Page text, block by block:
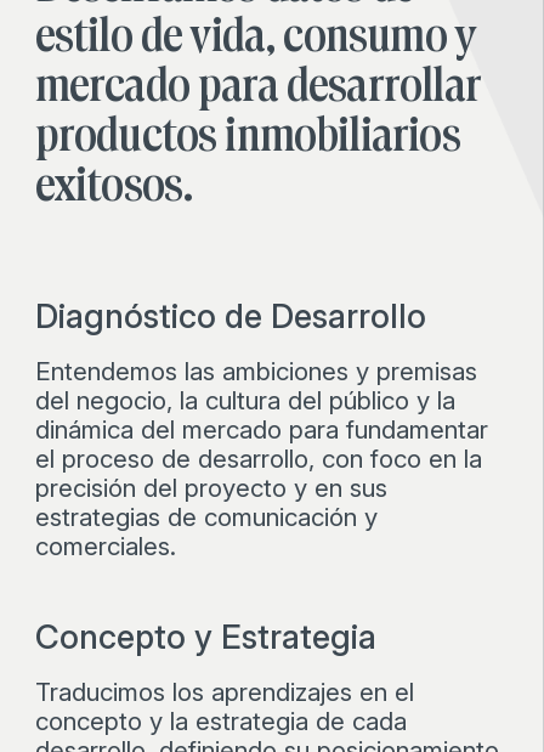
estilo de vida,consumo y
mercado para desarrollar
productos inmobiliarios
exitosos.
Diagnóstico de Desarrollo
Entendemos las ambiciones y premisas
del negocio, la cultura del público y la
dinámica del mercado para fundamentar
el proceso de desarrollo, con foco en la
precisión del proyecto y en sus
estrategias de comunicación y
comerciales.
Concepto y Estrategia
Traducimos los aprendizajes en el
concepto y la estrategia de cada